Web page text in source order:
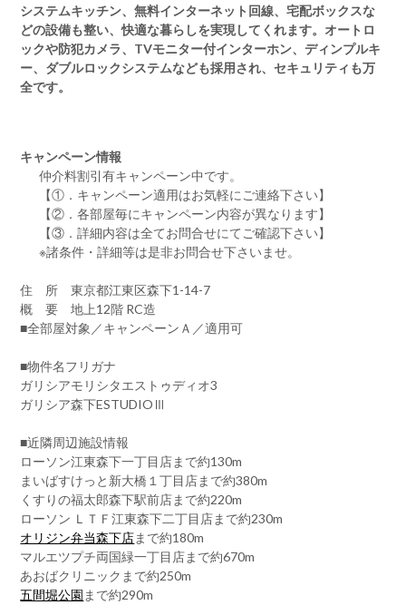
システムキッチン、無料インターネット回線、宅配ボックスな
どの設備も整い、快適な暮らしを実現してくれます。オートロ
ックや防犯カメラ、TVモニター付インターホン、ディンプルキ
ー、ダブルロックシステムなども採用され、セキュリティも万
全です。
キャンペーン情報
仲介料割引有キャンペーン中です。
【①．キャンペーン適用はお気軽にご連絡下さい】
【②．各部屋毎にキャンペーン内容が異なります】
【③．詳細内容は全てお問合せにてご確認下さい】
※諸条件・詳細等は是非お問合せ下さいませ。
住 所 東京都江東区森下1-14-7
概 要 地上12階 RC造
■全部屋対象／キャンペーンＡ／適用可
■物件名フリガナ
ガリシアモリシタエストゥディオ3
ガリシア森下ESTUDIOⅢ
■近隣周辺施設情報
ローソン江東森下一丁目店まで約130m
まいばすけっと新大橋１丁目店まで約380m
くすりの福太郎森下駅前店まで約220m
ローソン ＬＴＦ江東森下二丁目店まで約230m
オリジン弁当森下店まで約180m
マルエツプチ両国緑一丁目店まで約670m
あおばクリニックまで約250m
五間堀公園 まで約290m